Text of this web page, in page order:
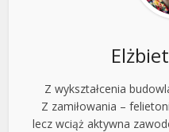
Z wykształcenia
Z zamiłowania –
lecz wciąż aktywna